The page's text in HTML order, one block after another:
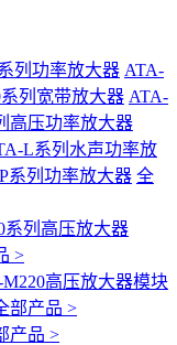
列功率放大器 ATA-
列宽带放大器 ATA-
高压功率放大器
L系列水声功率放
系列功率放大器 全
系列高压放大器
>
M220高压放大器模块
部产品 >
产品 >